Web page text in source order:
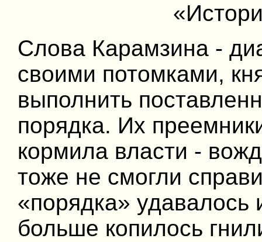
Слова Карамзина -
своими потомками,
выполнить
порядка. Их
кормила власти -
тоже не смогли
«порядка» удавалось
больше копилось